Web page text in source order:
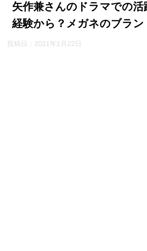
矢作兼さんのドラマでの活
経験から？メガネのブラン
投稿日： 2021年1月22日